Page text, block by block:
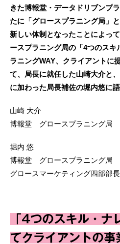
きた博報堂・データドリブンプ
たに「グロースプラニング局」
新しい体制となったことによっ
ースプラニング局の「4つのス
ラニングWAY、クライアントに
て、局長に就任した山崎大介と
に加わった局長補佐の堀内悠に
山崎 大介
博報堂 グロースプラニング局
堀内 悠
博報堂 グロースプラニング局
グロースマーケティング四部部長
「4つのスキル・ナ
てクライアントの事